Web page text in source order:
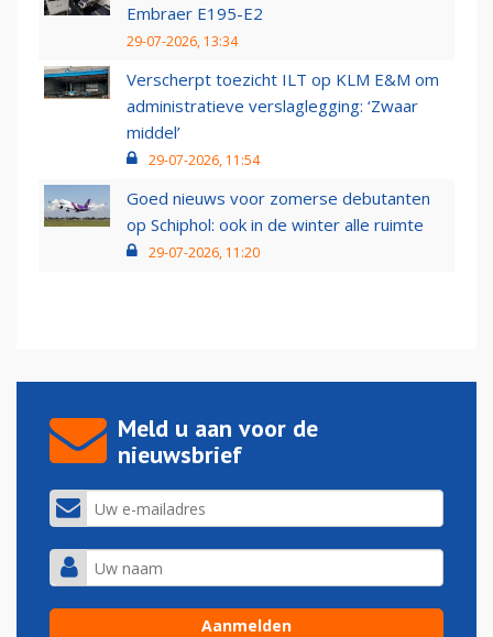
Embraer E195-E2
29-07-2026, 13:34
Verscherpt toezicht ILT op KLM E&M om
administratieve verslaglegging: ‘Zwaar
middel’
29-07-2026, 11:54
Goed nieuws voor zomerse debutanten
op Schiphol: ook in de winter alle ruimte
29-07-2026, 11:20
Meld u aan voor de
nieuwsbrief